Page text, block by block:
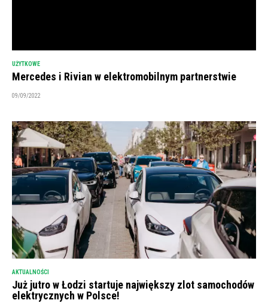
UŻYTKOWE
Mercedes i Rivian w elektromobilnym partnerstwie
09/09/2022
AKTUALNOŚCI
Już jutro w Łodzi startuje największy zlot samochodów
elektrycznych w Polsce!